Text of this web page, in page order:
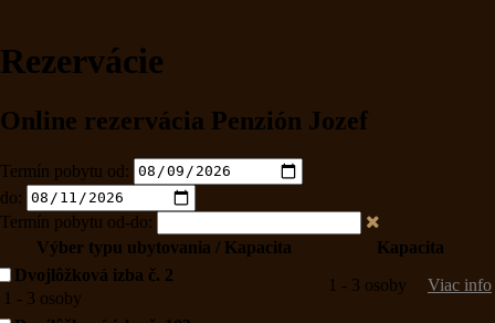
Rezervácie
Online rezervácia Penzión Jozef
Termín pobytu od:
do:
Termín pobytu od-do:
Výber typu ubytovania / Kapacita
Kapacita
Dvojlôžková izba č. 2
1 - 3 osoby
1 - 3 osoby Viac info